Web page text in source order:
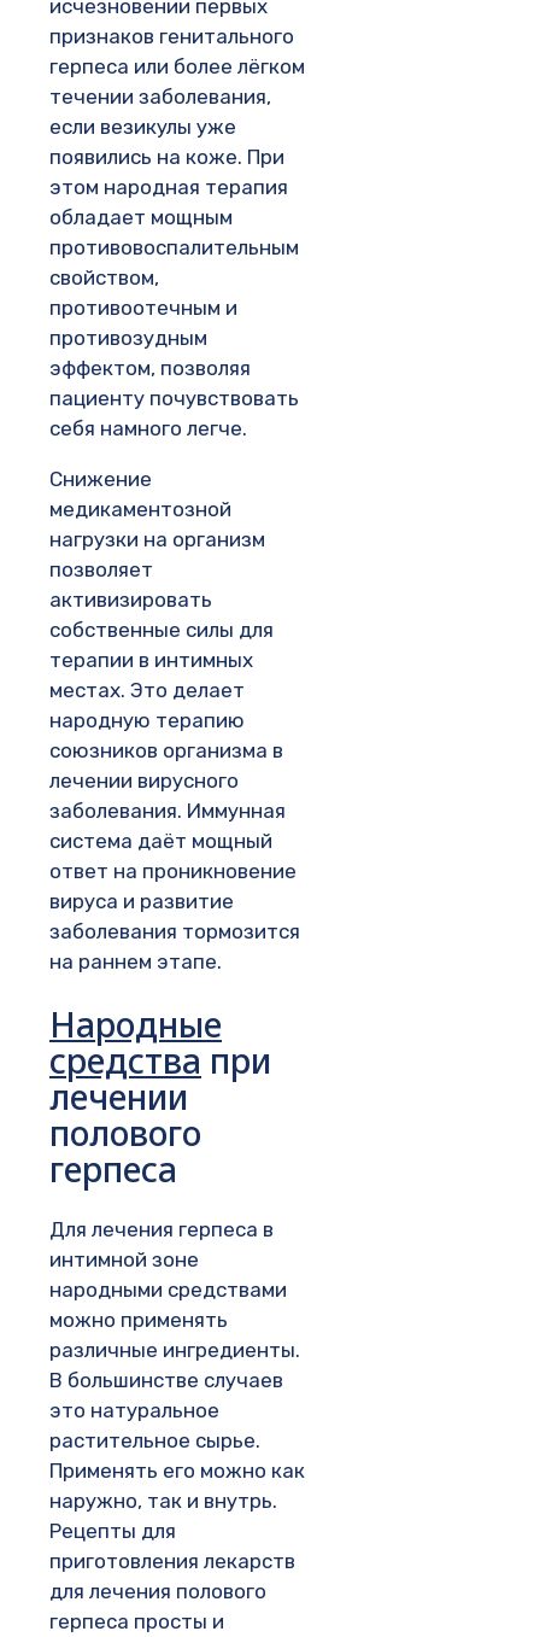
исчезновении первых
признаков генитального
герпеса или более лёгком
течении заболевания,
если везикулы уже
появились на коже. При
этом народная терапия
обладает мощным
противовоспалительным
свойством,
противоотечным и
противозудным
эффектом, позволяя
пациенту почувствовать
себя намного легче.
Снижение
медикаментозной
нагрузки на организм
позволяет
активизировать
собственные силы для
терапии в интимных
местах. Это делает
народную терапию
союзников организма в
лечении вирусного
заболевания. Иммунная
система даёт мощный
ответ на проникновение
вируса и развитие
заболевания тормозится
на раннем этапе.
Народные
средства при
лечении
полового
герпеса
Для лечения герпеса в
интимной зоне
народными средствами
можно применять
различные ингредиенты.
В большинстве случаев
это натуральное
растительное сырье.
Применять его можно как
наружно, так и внутрь.
Рецепты для
приготовления лекарств
для лечения полового
герпеса просты и